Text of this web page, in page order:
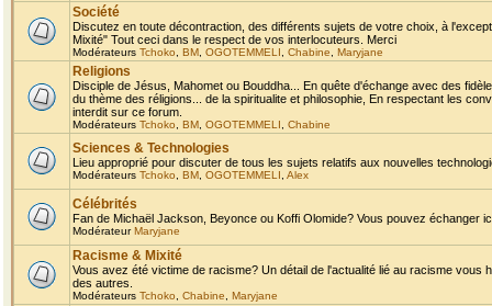
Société
Discutez en toute décontraction, des différents sujets de votre choix, à
Mixité" Tout ceci dans le respect de vos interlocuteurs. Merci
Modérateurs Tchoko BM OGOTEMMELI Chabine Maryjane
Religions
Disciple de Jésus, Mahomet ou Bouddha... En quête d'échange avec des
du thème des réligions... de la spiritualite et philosophie, En respectant les
interdit sur ce forum.
Modérateurs Tchoko BM OGOTEMMELI Chabine
Sciences & Technologies
Lieu approprié pour discuter de tous les sujets relatifs aux nouvelles
Modérateurs Tchoko BM OGOTEMMELI Alex
Célébrités
Fan de Michaël Jackson, Beyonce ou Koffi Olomide? Vous pouvez échanger
ModérateurMaryjane
Racisme & Mixité
Vous avez été victime de racisme? Un détail de l'actualité lié au racisme
des autres.
Modérateurs Tchoko Chabine Maryjane